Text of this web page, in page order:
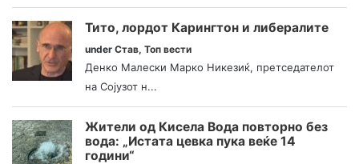
Тито, лордот Карингтон и либералите
under Став, Топ вести
Денко Малески Марко Никезиќ, претседателот
на Сојузот н...
Жители од Кисела Вода повторно без
вода: „Истата цевка пука веќе 14
години“